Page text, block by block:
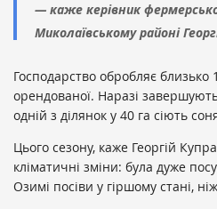
— каже керівник
Миколаївському районі
Господарство обробляє близько
орендованої. Наразі
одній з ділянок у 40 га сіють
Цього сезону, каже Георгій
кліматичні зміни: була дуже
Озимі посіви у гіршому стані,